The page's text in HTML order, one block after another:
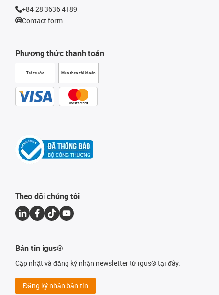
Phương thức thanh toán
Trả trước Mua theo tài khoản
+84 28 3636 4189
Contact form
Theo dõi chúng tôi
Bản tin igus®
Cập nhật và đăng ký nhận newsletter từ igus® tại đây.
Đăng ký nhận bản tin